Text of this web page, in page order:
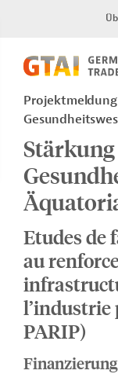
Projektmeldung
Stärkung
Etudes de
au
l’industrie
PARIP)